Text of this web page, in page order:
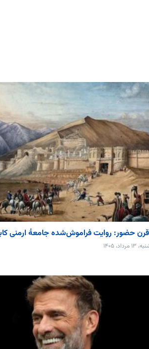
حضور: روایت فراموش‌شده جامعۀ ارمنی
۱۴۰۵